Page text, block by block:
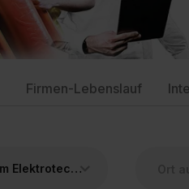
Firmen-Lebenslauf
Duales Studium Elektrotechnik